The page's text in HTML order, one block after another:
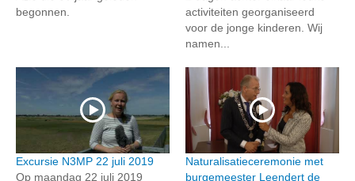
begonnen.
activiteiten georganiseerd
voor de jonge kinderen. Wij
namen...
Excursie N3MP 22 juli 2019
Op maandag 22 juli 2019
Naturalisatieceremonie met
burgemeester Leendert de